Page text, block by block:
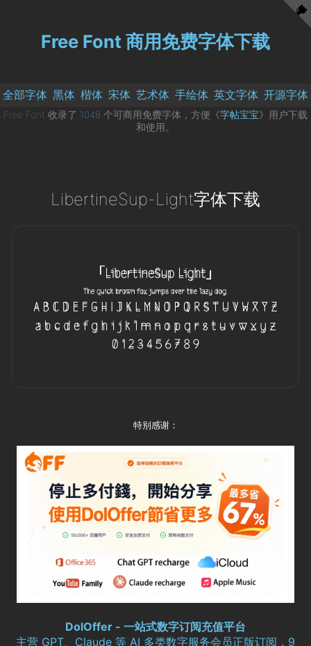
Free Font 商用免费字体下载
全部字体 黑体 楷体 宋体 艺术体 手绘体 英文字体 开源字体
Free Font 收录了 1048 个可商用免费字体，方便《字帖宝宝》用户下载
和使用。
LibertineSup-Light字体下载
特别感谢：
DolOffer - 一站式数字订阅充值平台
主营 GPT、Claude 等 AI 多类数字服务会员正版订阅，9